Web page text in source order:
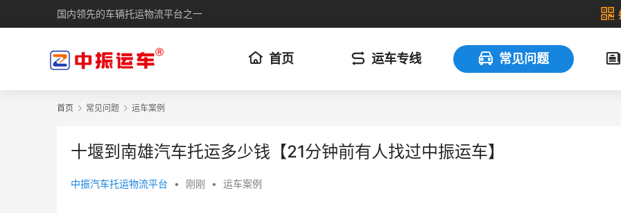
国内领先的车辆托运物流平台之一
首页 运车专线 常见问题
首页 常见问题 运车案例
十堰到南雄汽车托运多少钱【21分钟前有人找过中振运车】
中振汽车托运物流平台 • 刚刚 • 运车案例